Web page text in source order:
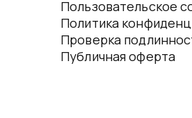
Пользовательское
Политика
Проверка
Публичная оферта